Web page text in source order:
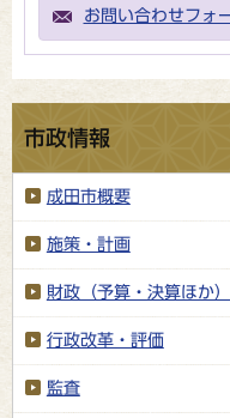
お問い合わせフォ
市政情報
成田市概要
施策・計画
財政（予算・決算ほか）
行政改革・評価
監査